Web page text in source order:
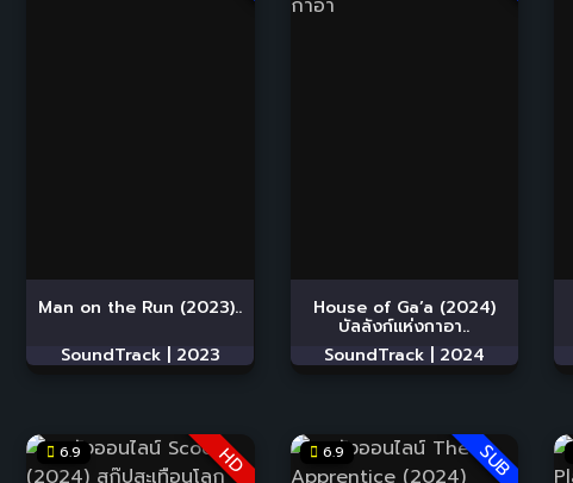
Man on the Run (2023)..
SoundTrack | 2023
House of Ga’a (2024)
บัลลังก์แห่งกาอา..
SoundTrack | 2024
HD
6.9 SUB
6.9